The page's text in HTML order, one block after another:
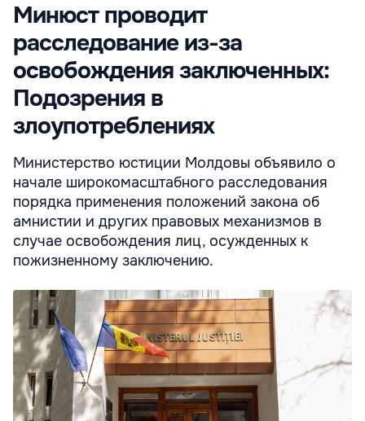
Минюст проводит
расследование из-за
освобождения заключенных:
Подозрения в
злоупотреблениях
Министерство юстиции Молдовы объявило о
начале широкомасштабного расследования
порядка применения положений закона об
амнистии и других правовых механизмов в
случае освобождения лиц, осужденных к
пожизненному заключению.